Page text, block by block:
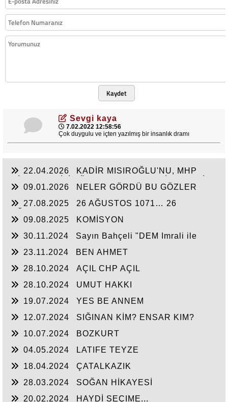
Kaydet
Sevgi kaya
7.02.2022 12:58:56
Çok duygulu ve içten yazılmış bir insanlık dramı
22.04.2026
KADİR MISIROĞLU'NU, MHP
09.01.2026
NELER GÖRDÜ BU GÖZLER
27.08.2025
26 AĞUSTOS 1071… 26
09.08.2025
KOMİSYON
30.11.2024
Sayın Bahçeli "DEM Imrali ile
23.11.2024
BEN AHMET
28.10.2024
AÇIL CHP AÇIL
28.10.2024
UMUT HAKKI
19.07.2024
YES BE ANNEM
12.07.2024
SIĞINAN KİM? ENSAR KIM?
10.07.2024
BOZKURT
04.05.2024
LATIFE TEYZE
18.04.2024
ÇATALKAZIK
28.03.2024
SOĞAN HİKAYESİ
20.02.2024
HAYDİ SEÇIME...